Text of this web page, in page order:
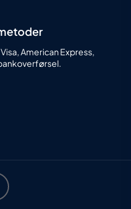
American Express,